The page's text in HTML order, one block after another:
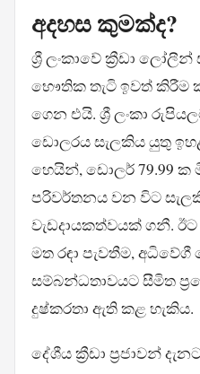
අදහස කුමක්ද?
ශ්‍රී ලංකාවේ ක්‍රීඩා ලෝලීන්
භෞතික තැටි ඉවත් කිරීම
ගෙන එයි. ශ්‍රී ලංකා
ඩොලරය සැලකිය යුතු
හෙයින්, ඩොලර් 79.99
පරිවර්තනය වන විට
වැඩදායකත්වයක් ගනී.
මත රඳා පැවතීම, අධිවේගී
සම්බන්ධතාවයට සීමිත
දුෂ්කරතා ඇති කළ හැකිය.
දේශීය ක්‍රීඩා ප්‍රජාවන්